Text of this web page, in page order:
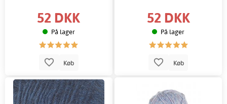
52 DKK
På lager
Køb
52 DKK
På lager
Køb